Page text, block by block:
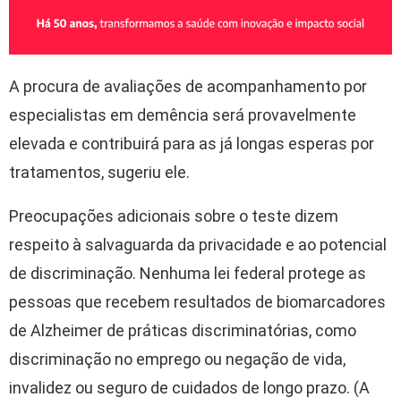
A procura de avaliações de acompanhamento por
especialistas em demência será provavelmente
elevada e contribuirá para as já longas esperas por
tratamentos, sugeriu ele.
Preocupações adicionais sobre o teste dizem
respeito à salvaguarda da privacidade e ao potencial
de discriminação. Nenhuma lei federal protege as
pessoas que recebem resultados de biomarcadores
de Alzheimer de práticas discriminatórias, como
discriminação no emprego ou negação de vida,
invalidez ou seguro de cuidados de longo prazo. (A